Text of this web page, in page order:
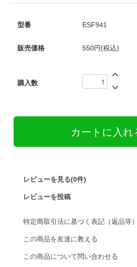
型番 ESF941
販売価格 550円(税込)
購入数
レビューを見る(0件)
レビューを投稿
特定商取引法に基づく表記（返品等）
この商品を友達に教える
この商品について問い合わせる